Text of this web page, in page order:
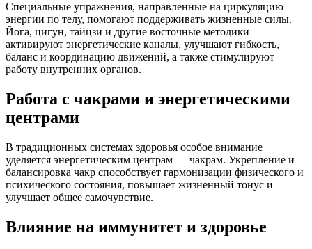
Специальные упражнения, направленные на циркуляцию
энергии по телу, помогают поддерживать жизненные силы.
Йога, цигун, тайцзи и другие восточные методики
активируют энергетические каналы, улучшают гибкость,
баланс и координацию движений, а также стимулируют
работу внутренних органов.
Работа с чакрами и энергетическими
центрами
В традиционных системах здоровья особое внимание
уделяется энергетическим центрам — чакрам. Укрепление и
балансировка чакр способствует гармонизации физического и
психического состояния, повышает жизненный тонус и
улучшает общее самочувствие.
Влияние на иммунитет и здоровье